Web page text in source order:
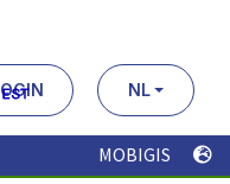
NL
MOBIGIS